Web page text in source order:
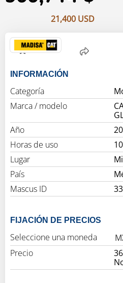
21,400 USD
INFORMACIÓN
Categoría
Marca / modelo
Año
Horas de uso
Lugar
País
Mascus ID
FIJACIÓN DE PRECIOS
Seleccione una moneda
Precio